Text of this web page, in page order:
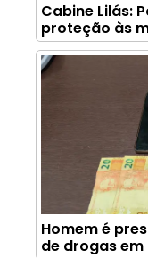
Cabine Lilás:
proteção às
Homem é
de drogas em